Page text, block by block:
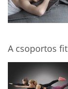
A csoportos